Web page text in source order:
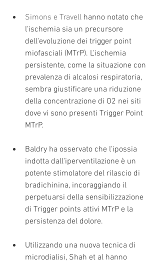
Simons e Travell hanno notato che
l'ischemia sia un precursore
dell'evoluzione dei trigger point
miofasciali (MTrP). L'ischemia
persistente, come la situazione con
prevalenza di alcalosi respiratoria,
sembra giustificare una riduzione
della concentrazione di O2 nei siti
dove vi sono presenti Trigger Point
MTrP.
Baldry ha osservato che l'ipossia
indotta dall'iperventilazione è un
potente stimolatore del rilascio di
bradichinina, incoraggiando il
perpetuarsi della sensibilizzazione
di Trigger points attivi MTrP e la
persistenza del dolore.
Utilizzando una nuova tecnica di
microdialisi, Shah et al hanno